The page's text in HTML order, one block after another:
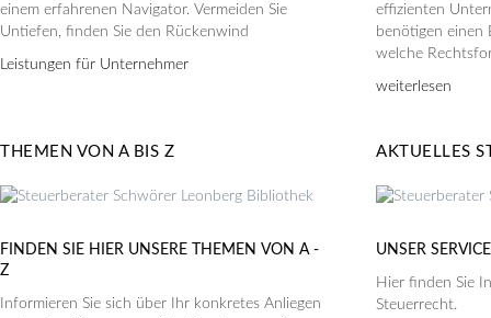
einem erfahrenen Navigator. Vermeiden Sie
Untiefen, finden Sie den Rückenwind
Leistungen für Unternehmer
effizienten
benötigen einen
welche
weiterlesen
THEMEN VON A BIS Z
FINDEN SIE HIER UNSERE THEMEN VON A -
Z
Informieren Sie sich über Ihr konkretes Anliegen
AKTUELLES
UNSER
Hier finden Sie
Steuerrecht.